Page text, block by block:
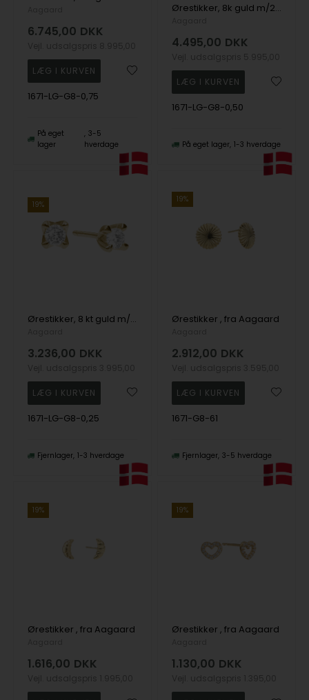
6.745,00 DKK
1671-LG-G8-0,75
På eget
lager
3-5
hverdage
Ørestikker, 8k guld m/2x0,50ct Labgrown , fra Aagaard
4.495,00 DKK
1671-LG-G8-0,50
På eget lager 1-3 hverdage
19%
Ørestikker, 8 kt guld m/ 2 x 0,25 ct Labgrown, fra Aagaard
3.236,00 DKK
1671-LG-G8-0,25
Fjernlager 1-3 hverdage
19%
Ørestikker , fra Aagaard
2.912,00 DKK
1671-G8-61
Fjernlager 3-5 hverdage
19%
Ørestikker , fra Aagaard
1.616,00 DKK
19%
Ørestikker , fra Aagaard
1.130,00 DKK